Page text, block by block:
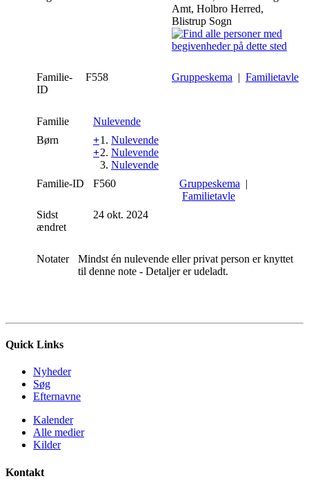
Amt, Holbro Herred,
Blistrup Sogn
Familie-
ID
F558 Gruppeskema | Familietavle
Familie
Nulevende
Børn
+1. Nulevende
+2. Nulevende
3. Nulevende
Familie-ID
F560 Gruppeskema |
Familietavle
Sidst
ændret
24 okt. 2024
Notater
Mindst én nulevende eller privat person er knyttet
til denne note - Detaljer er udeladt.
Quick Links
Nyheder
Søg
Efternavne
Kalender
Alle medier
Kilder
Kontakt